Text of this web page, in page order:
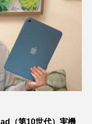
（第10世代）実機